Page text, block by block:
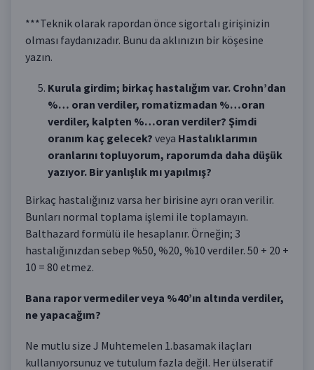
***Teknik olarak rapordan önce sigortalı girişinizin
olması faydanızadır. Bunu da aklınızın bir köşesine
yazın.
Kurula girdim; birkaç hastalığım var. Crohn’dan
%… oran verdiler, romatizmadan %…oran
verdiler, kalpten %…oran verdiler? Şimdi
oranım kaç gelecek? veya Hastalıklarımın
oranlarını topluyorum, raporumda daha düşük
yazıyor. Bir yanlışlık mı yapılmış?
Birkaç hastalığınız varsa her birisine ayrı oran verilir.
Bunları normal toplama işlemi ile toplamayın.
Balthazard formülü ile hesaplanır. Örneğin; 3
hastalığınızdan sebep %50, %20, %10 verdiler. 50 + 20 +
10 = 80 etmez.
Bana rapor vermediler veya %40’ın altında verdiler,
ne yapacağım?
Ne mutlu size J Muhtemelen 1.basamak ilaçları
kullanıyorsunuz ve tutulum fazla değil. Her ülseratif